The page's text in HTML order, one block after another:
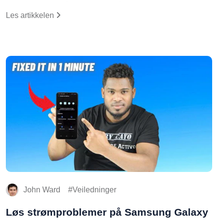
Les artikkelen
John Ward Veiledninger
Løs strømproblemer på Samsung Galaxy